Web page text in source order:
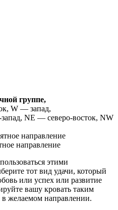
группе,
W — запад,
NE — северо-восток, NW
направление
направление
этими
тот вид удачи, который
или успех или развитие
вашу кровать таким
в желаемом направлении.